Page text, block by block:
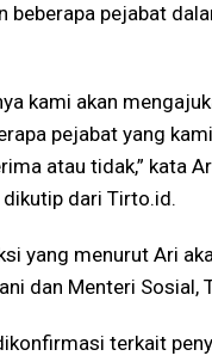
beberapa pejabat
kami akan
pejabat yang
atau tidak,” kata
dari Tirto.id.
yang menurut Ari
dan Menteri Sosial,
terkait